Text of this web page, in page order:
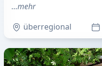
…mehr
überregional